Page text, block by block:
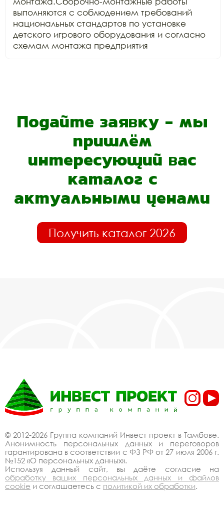
выполняются с соблюдением требований
национальных стандартов по установке
детского игрового оборудования и согласно
схемам монтажа предприятия
Подайте заявку - мы
пришлём
интересующий вас
каталог с
актуальными ценами
Получить каталог 2026
© 2012-2026 Группа компаний Инвест проект в Тамбове.
Анонимность персональных данных и переговоров
гарантирована в соответствии с ФЗ РФ от 27 июля 2006 г.
№152 «О персональных данных».
Используя данный сайт, вы даёте согласие на
обработку ваших персональных данных и файлов
cookie и соглашаетесь с политикой их обработки.